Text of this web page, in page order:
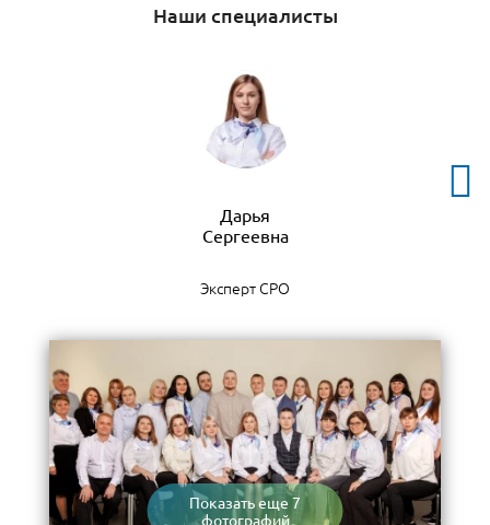
Наши специалисты
Дарья
Сергеевна
Эксперт СРО
Показать еще 7
фотографий